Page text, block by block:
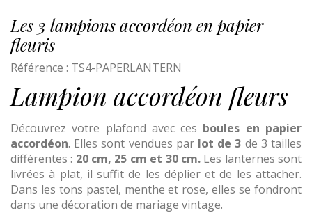
Les 3 lampions accordéon en papier
fleuris
Référence : TS4-PAPERLANTERN
Lampion accordéon fleurs
Découvrez votre plafond avec ces boules en papier
accordéon. Elles sont vendues par lot de 3 de 3 tailles
différentes : 20 cm, 25 cm et 30 cm.Les lanternes sont
livrées à plat, il suffit de les déplier et de les attacher.
Dans les tons pastel, menthe et rose, elles se fondront
dans une décoration de mariage vintage.